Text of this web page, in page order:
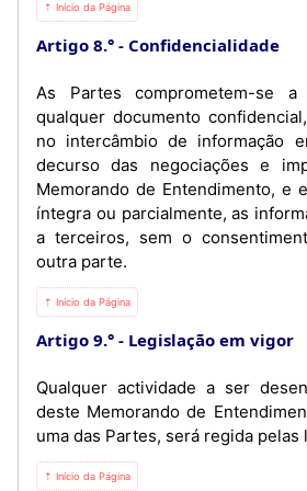
⇡ Início da Página
Artigo 8.° Confidencialidade
As Partes comprometem-se
qualquer documento
no intercâmbio de informação
decurso das negociações e
Memorando de Entendimento, e
íntegra ou parcialmente, as
a terceiros, sem o
outra parte.
⇡ Início da Página
Artigo 9.° Legislação em vigor
Qualquer actividade a ser
deste Memorando de
uma das Partes, será regida pelas
⇡ Início da Página